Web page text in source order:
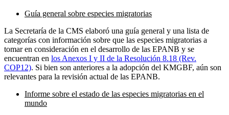
Guía general sobre especies migratorias
La Secretaría de la CMS elaboró una guía general y una lista de
categorías con información sobre que las especies migratorias a
tomar en consideración en el desarrollo de las EPANB y se
encuentran en los Anexos I y II de la Resolución 8.18 (Rev.
COP12). Si bien son anteriores a la adopción del KMGBF, aún son
relevantes para la revisión actual de las EPANB.
Informe sobre el estado de las especies migratorias en el
mundo